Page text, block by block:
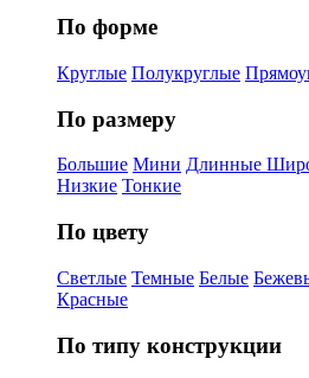
По форме
Круглые Полукруглые
По размеру
Большие Мини Длинные
Низкие Тонкие
По цвету
Светлые Темные Белые
Красные
По типу конструкции